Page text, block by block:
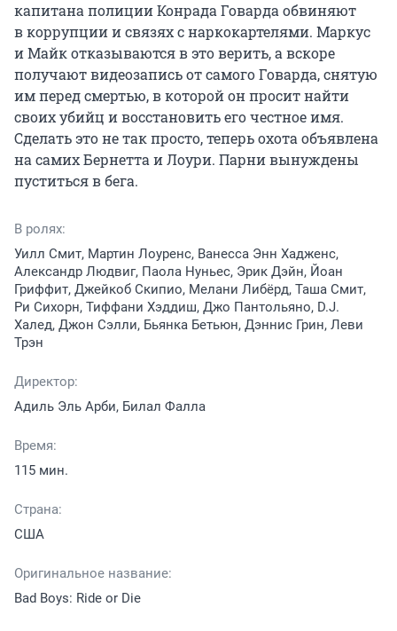
капитана полиции Конрада Говарда обвиняют
в коррупции и связях с наркокартелями. Маркус
и Майк отказываются в это верить, а вскоре
получают видеозапись от самого Говарда, снятую
им перед смертью, в которой он просит найти
своих убийц и восстановить его честное имя.
Сделать это не так просто, теперь охота объявлена
на самих Бернетта и Лоури. Парни вынуждены
пуститься в бега.
В ролях:
Уилл Смит, Мартин Лоуренс, Ванесса Энн Хадженс,
Александр Людвиг, Паола Нуньес, Эрик Дэйн, Йоан
Гриффит, Джейкоб Скипио, Мелани Либёрд, Таша Смит,
Ри Сихорн, Тиффани Хэддиш, Джо Пантольяно, D.J.
Халед, Джон Сэлли, Бьянка Бетьюн, Дэннис Грин, Леви
Трэн
Директор:
Адиль Эль Арби, Билал Фалла
Время:
115 мин.
Страна:
США
Оригинальное название:
Bad Boys: Ride or Die